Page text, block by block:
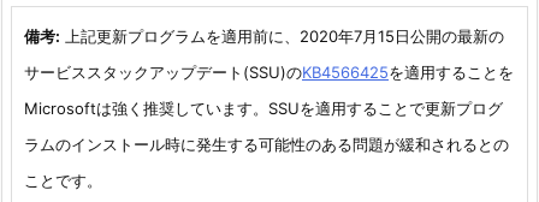
備考: 上記更新プログラムを適用前に、2020年7月15日公開の最新の
サービススタックアップデート(SSU)のKB4566425を適用することを
Microsoftは強く推奨しています。SSUを適用することで更新プログ
ラムのインストール時に発生する可能性のある問題が緩和されるとの
ことです。